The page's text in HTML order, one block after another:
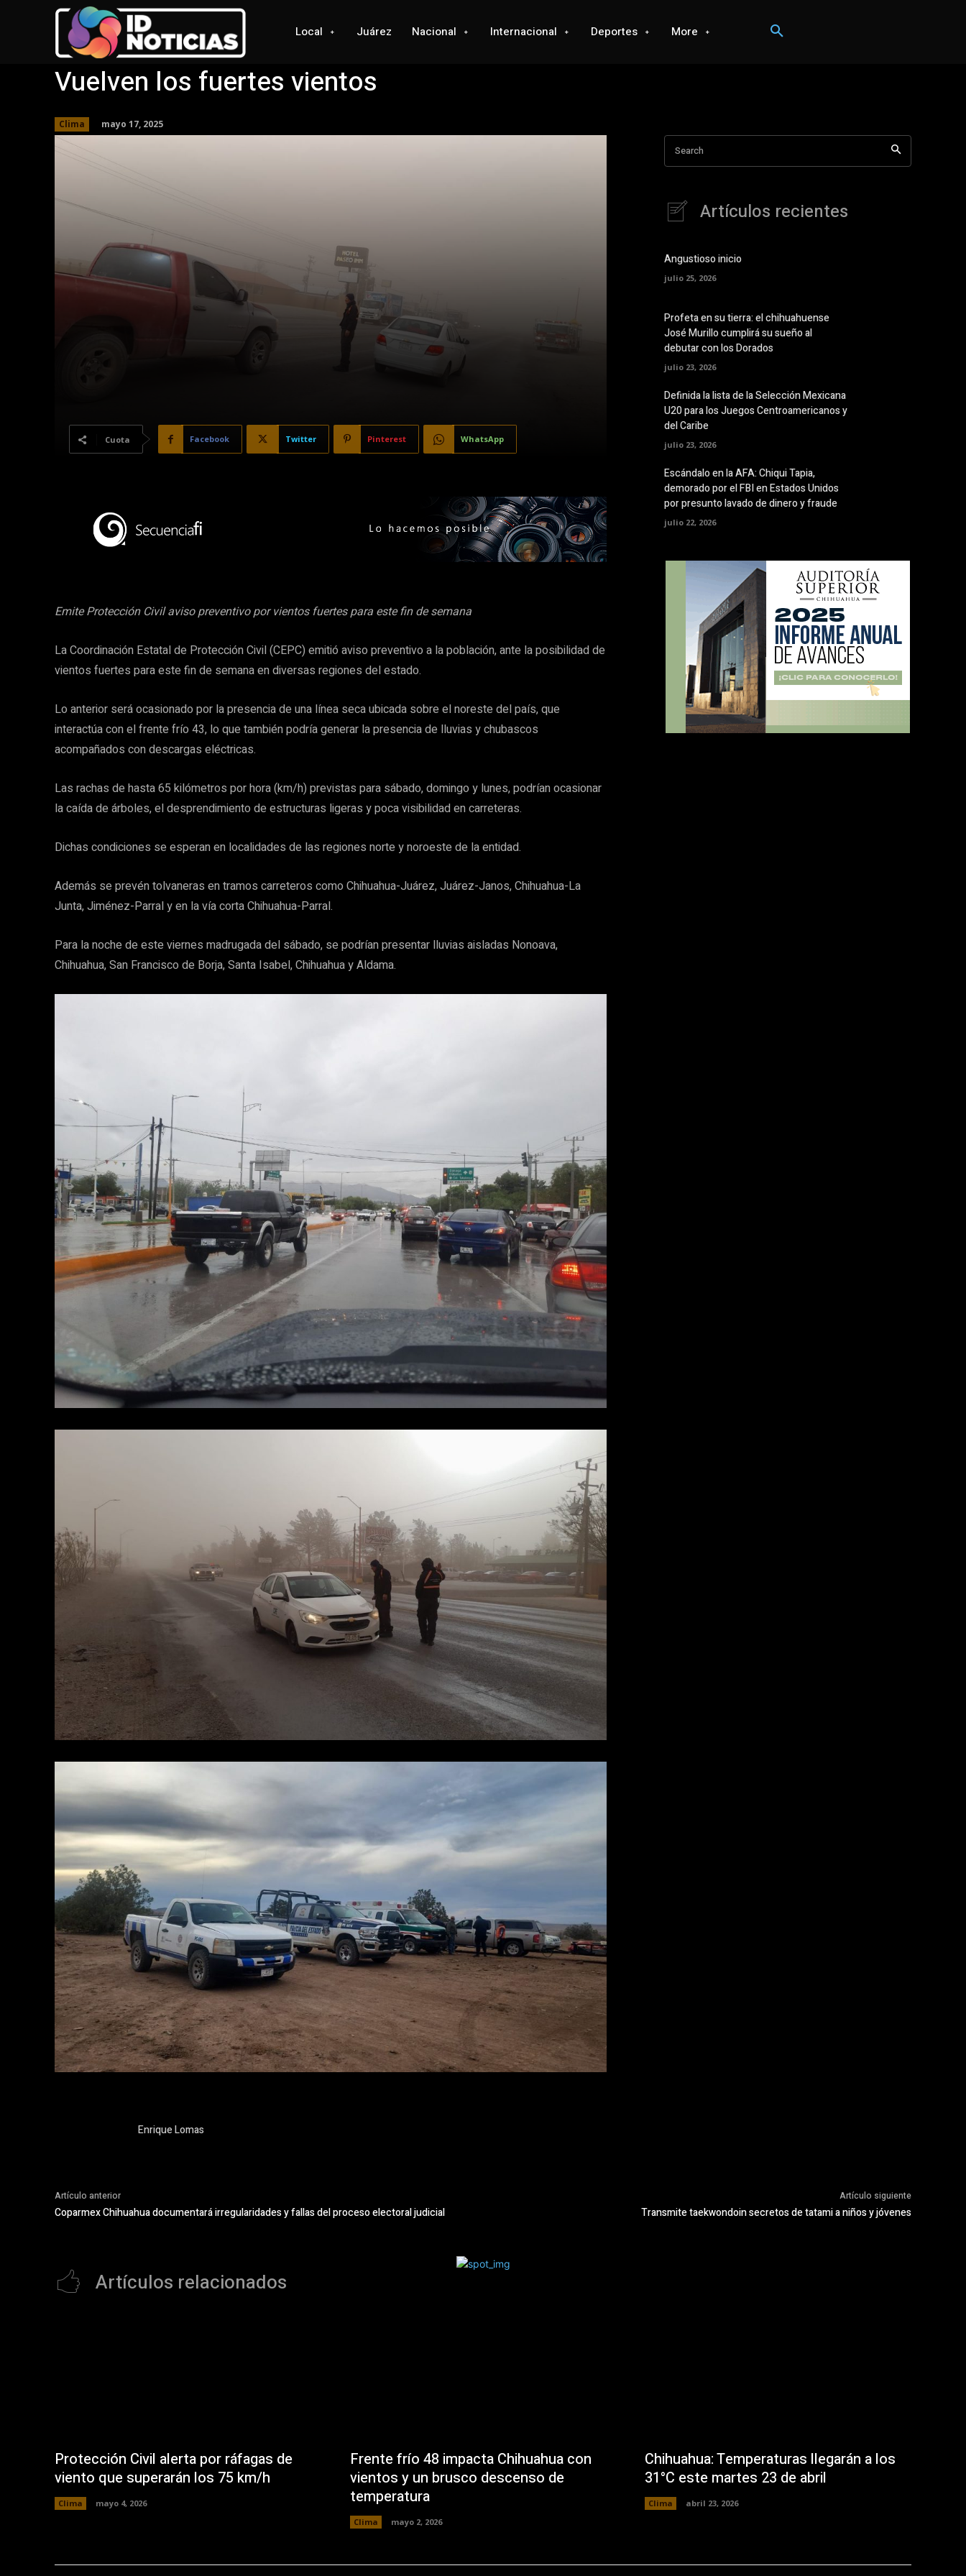
Local Juárez Nacional Internacional Deportes More
Vuelven los fuertes vientos
Clima mayo 17, 2025
Cuota Facebook Twitter Pinterest WhatsApp
Emite Protección Civil aviso preventivo por vientos fuertes para este fin de semana
La Coordinación Estatal de Protección Civil (CEPC) emitió aviso preventivo a la población, ante la posibilidad de
vientos fuertes para este fin de semana en diversas regiones del estado.
Lo anterior será ocasionado por la presencia de una línea seca ubicada sobre el noreste del país, que
interactúa con el frente frío 43, lo que también podría generar la presencia de lluvias y chubascos
acompañados con descargas eléctricas.
Las rachas de hasta 65 kilómetros por hora (km/h) previstas para sábado, domingo y lunes, podrían ocasionar
la caída de árboles, el desprendimiento de estructuras ligeras y poca visibilidad en carreteras.
Dichas condiciones se esperan en localidades de las regiones norte y noroeste de la entidad.
Además se prevén tolvaneras en tramos carreteros como Chihuahua-Juárez, Juárez-Janos, Chihuahua-La
Junta, Jiménez-Parral y en la vía corta Chihuahua-Parral.
Para la noche de este viernes madrugada del sábado, se podrían presentar lluvias aisladas Nonoava,
Chihuahua, San Francisco de Borja, Santa Isabel, Chihuahua y Aldama.
Enrique Lomas
Search
Artículos recientes
Angustioso inicio
julio 25, 2026
Profeta en su tierra: el chihuahuense
José Murillo cumplirá su sueño al
debutar con los Dorados
julio 23, 2026
Definida la lista de la Selección Mexicana
U20 para los Juegos Centroamericanos y
del Caribe
julio 23, 2026
Escándalo en la AFA: Chiqui Tapia,
demorado por el FBI en Estados Unidos
por presunto lavado de dinero y fraude
julio 22, 2026
Artículo anterior
Coparmex Chihuahua documentará irregularidades y fallas del proceso electoral judicial
Artículo siguiente
Transmite taekwondoin secretos de tatami a niños y jóvenes
Artículos relacionados
Protección Civil alerta por ráfagas de
viento que superarán los 75 km/h
Clima mayo 4, 2026
Frente frío 48 impacta Chihuahua con
vientos y un brusco descenso de
temperatura
Clima mayo 2, 2026
Chihuahua: Temperaturas llegarán a los
31°C este martes 23 de abril
Clima abril 23, 2026